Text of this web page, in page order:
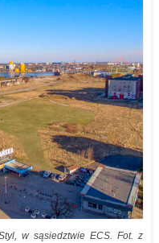
w sąsiedztwie ECS. Fot. z